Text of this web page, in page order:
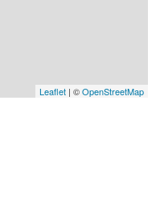
Leaflet | ©OpenStreetMap